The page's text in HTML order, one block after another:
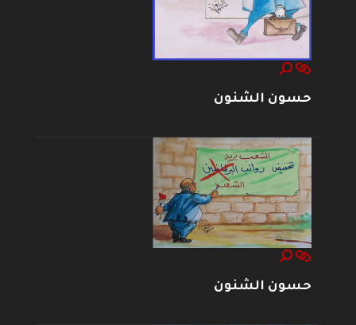
حسون الشنون
حسون الشنون